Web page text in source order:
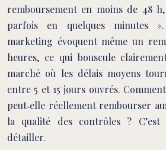
remboursement en moins de 48
parfois en quelques minutes
marketing évoquent même un
heures, ce qui bouscule
marché où les délais moyens
entre 5 et 15 jours ouvrés.
peut‑elle réellement rembourser
la qualité des contrôles ?
détailler.